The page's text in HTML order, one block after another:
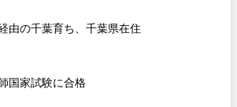
由の千葉育ち、千葉県在住
国家試験に合格